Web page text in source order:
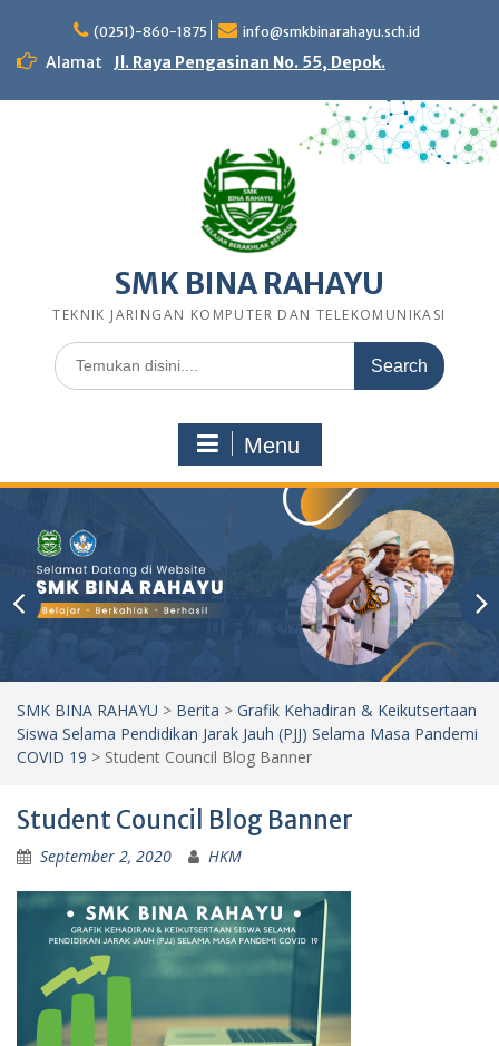
content
(0251)-860-1875 info@smkbinarahayu.sch.id
Alamat Jl. Raya Pengasinan No. 55, Depok.
SMK BINA RAHAYU
TEKNIK JARINGAN KOMPUTER DAN TELEKOMUNIKASI
Search
for:
Menu
SMK BINA RAHAYU > Berita > Grafik Kehadiran & Keikutsertaan
Siswa Selama Pendidikan Jarak Jauh (PJJ) Selama Masa Pandemi
COVID 19 > Student Council Blog Banner
Student Council Blog Banner
September 2, 2020 HKM